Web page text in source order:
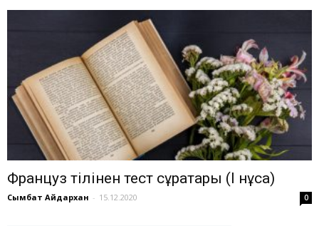
Француз тілінен тест сұрақтары (І нұсқа)
Сымбат Айдархан - 15.12.2020 0